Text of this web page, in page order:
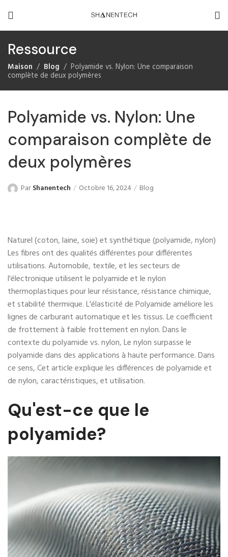
Ressource
Maison Blog Polyamide vs. Nylon: Une comparaison
complète de deux polymères
Polyamide vs. Nylon: Une
comparaison complète de
deux polymères
Par Shanentech Octobre 16, 2024 Blog
Naturel (coton, laine, soie) et synthétique (polyamide, nylon)
Les fibres ont des qualités différentes pour différentes
utilisations. Automobile, textile, et les secteurs de
l'électronique utilisent le polyamide et le nylon
thermoplastiques pour leur résistance, résistance chimique,
et stabilité thermique. L'élasticité de Polyamide améliore les
lignes de carburant automatique et les tissus. Le coefficient
de frottement à faible frottement en nylon. Dans le
contexte du polyamide vs. nylon, Le nylon surpasse le
polyamide dans des applications à haute performance. Dans
ce sens, Cet article explique les différences de polyamide et
de nylon, caractéristiques, et utilisation.
Qu'est-ce que le
polyamide?